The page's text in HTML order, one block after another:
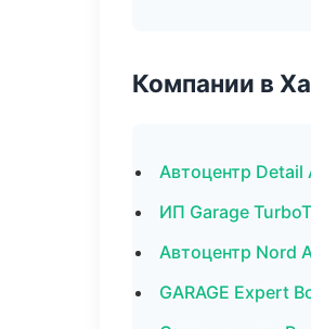
Компании в
Автоцентр
ИП Garage
Автоцентр Nord
GARAGE Expert